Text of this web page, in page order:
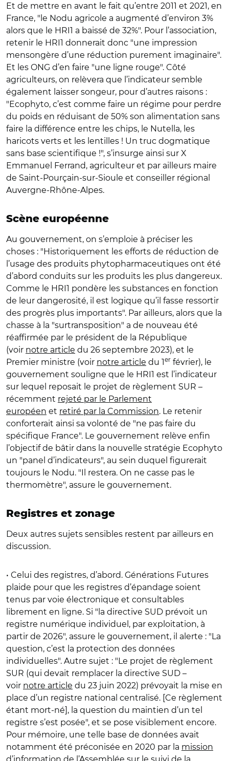
Et de mettre en avant le fait qu’entre 2011 et 2021, en
France, "le Nodu agricole a augmenté d’environ 3%
alors que le HRI1 a baissé de 32%". Pour l’association,
retenir le HRI1 donnerait donc "une impression
mensongère d’une réduction purement imaginaire".
Et les ONG d’en faire "une ligne rouge". Côté
agriculteurs, on relèvera que l’indicateur semble
également laisser songeur, pour d’autres raisons :
"Ecophyto, c’est comme faire un régime pour perdre
du poids en réduisant de 50% son alimentation sans
faire la différence entre les chips, le Nutella, les
haricots verts et les lentilles ! Un truc dogmatique
sans base scientifique !", s’insurge ainsi sur X
Emmanuel Ferrand, agriculteur et par ailleurs maire
de Saint-Pourçain-sur-Sioule et conseiller régional
Auvergne-Rhône-Alpes.
Scène européenne
Au gouvernement, on s’emploie à préciser les
choses : "Historiquement les efforts de réduction de
l’usage des produits phytopharmaceutiques ont été
d’abord conduits sur les produits les plus dangereux.
Comme le HRI1 pondère les substances en fonction
de leur dangerosité, il est logique qu’il fasse ressortir
des progrès plus importants". Par ailleurs, alors que la
chasse à la "surtransposition" a de nouveau été
réaffirmée par le président de la République
(voir notre article du 26 septembre 2023), et le
Premier ministre (voir notre article du 1er février), le
gouvernement souligne que le HRI1 est l’indicateur
sur lequel reposait le projet de règlement SUR –
récemment rejeté par le Parlement
européen et retiré par la Commission. Le retenir
conforterait ainsi sa volonté de "ne pas faire du
spécifique France". Le gouvernement relève enfin
l’objectif de bâtir dans la nouvelle stratégie Ecophyto
un "panel d’indicateurs", au sein duquel figurerait
toujours le Nodu. "Il restera. On ne casse pas le
thermomètre", assure le gouvernement.
Registres et zonage
Deux autres sujets sensibles restent par ailleurs en
discussion.
• Celui des registres, d’abord. Générations Futures
plaide pour que les registres d’épandage soient
tenus par voie électronique et consultables
librement en ligne. Si "la directive SUD prévoit un
registre numérique individuel, par exploitation, à
partir de 2026", assure le gouvernement, il alerte : "La
question, c’est la protection des données
individuelles". Autre sujet : "Le projet de règlement
SUR (qui devait remplacer la directive SUD –
voir notre article du 23 juin 2022) prévoyait la mise en
place d’un registre national centralisé. [Ce règlement
étant mort-né], la question du maintien d’un tel
registre s’est posée", et se pose visiblement encore.
Pour mémoire, une telle base de données avait
notamment été préconisée en 2020 par la mission
d’information de l’Assemblée sur le suivi de la